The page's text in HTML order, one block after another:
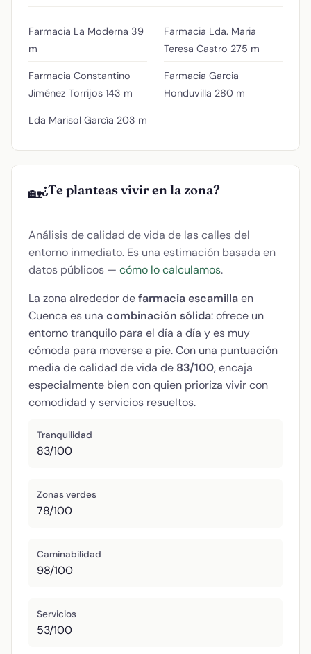
Farmacia La Moderna 39
m
Farmacia Constantino
Jiménez Torrijos 143 m
Lda Marisol García 203 m
Farmacia Lda. Maria
Teresa Castro 275 m
Farmacia Garcia
Honduvilla 280 m
🏡¿Te planteas vivir en la zona?
Análisis de calidad de vida de las calles del
entorno inmediato. Es una estimación basada en
datos públicos — cómo lo calculamos.
La zona alrededor defarmacia escamillaen
Cuenca es una combinación sólida: ofrece un
entorno tranquilo para el día a día y es muy
cómoda para moverse a pie. Con una puntuación
media de calidad de vida de 83/100, encaja
especialmente bien con quien prioriza vivir con
comodidad y servicios resueltos.
Tranquilidad
83/100
Zonas verdes
78/100
Caminabilidad
98/100
Servicios
53/100